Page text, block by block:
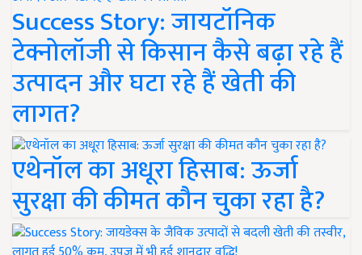
Success Story: जायटॉनिक
टेक्नोलॉजी से किसान कैसे बढ़ा रहे हैं
उत्पादन और घटा रहे हैं खेती की
लागत?
एथेनॉल का अधूरा हिसाब: ऊर्जा
सुरक्षा की कीमत कौन चुका रहा है?